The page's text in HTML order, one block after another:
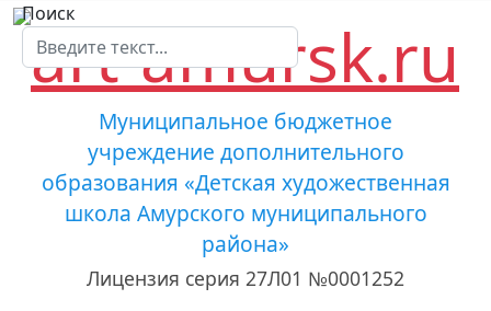
Поиск
Муниципальное бюджетное
учреждение дополнительного
образования «Детская художественная
школа Амурского муниципального
района»
Лицензия серия 27Л01 №0001252